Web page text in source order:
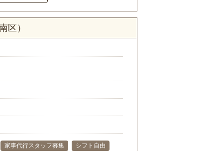
区）
家事代行スタッフ募集
シフト自由